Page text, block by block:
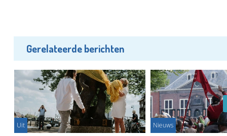
Gerelateerde berichten
Uit Nieuws